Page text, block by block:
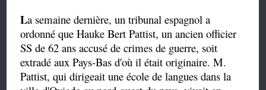
La semaine dernière, un tribunal espagnol a
ordonné que Hauke Bert Pattist, un ancien officier
SS de 62 ans accusé de crimes de guerre, soit
extradé aux Pays-Bas d'où il était originaire. M.
Pattist, qui dirigeait une école de langues dans la